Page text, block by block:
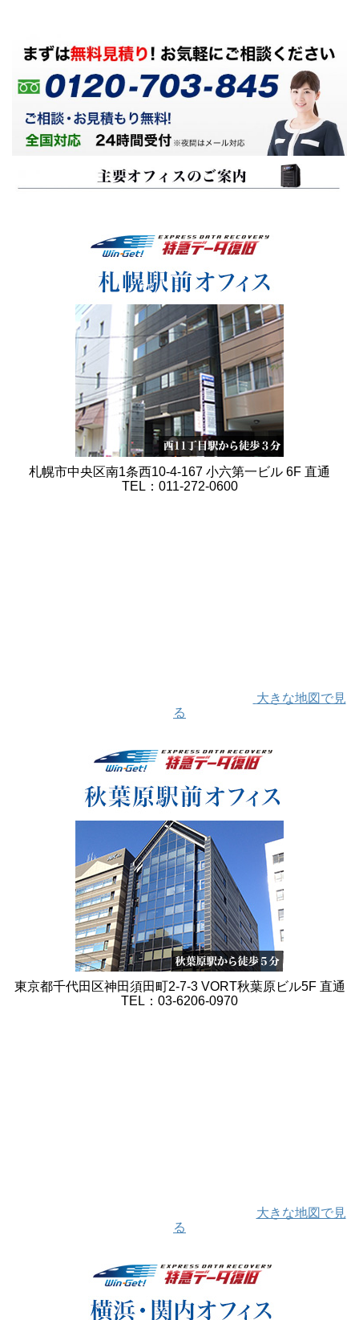
札幌市中央区南1条西10-4-167 小六第一ビル 6F 直通
TEL：011-272-0600
大きな地図で見
る
東京都千代田区神田須田町2-7-3 VORT秋葉原ビル5F 直通
TEL：03-6206-0970
大きな地図で見
る